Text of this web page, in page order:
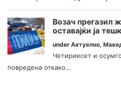
Возач прегазил
оставајќи ја
under Актуелно,
Четириесет и
повредена откако...